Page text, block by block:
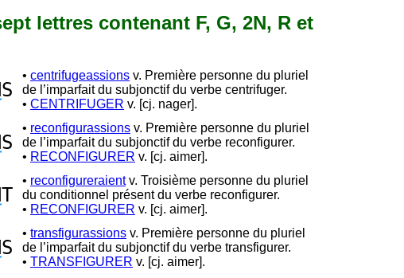
lettres contenant F, G, 2N, R et
S
• centrifugeassions v. Première personne du pluriel
de l’imparfait du subjonctif du verbe centrifuger.
• CENTRIFUGER v. [cj. nager].
S
• reconfigurassions v. Première personne du pluriel
de l’imparfait du subjonctif du verbe reconfigurer.
• RECONFIGURER v. [cj. aimer].
T
• reconfigureraientv. Troisième personne du pluriel
du conditionnel présent du verbe reconfigurer.
• RECONFIGURER v. [cj. aimer].
S
• transfigurassions v. Première personne du pluriel
de l’imparfait du subjonctif du verbe transfigurer.
• TRANSFIGURER v. [cj. aimer].